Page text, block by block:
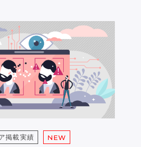
掲載実績 NEW